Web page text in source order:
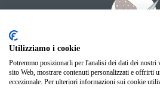
Giochi
Neonato
Utilizziamo i cookie
Potremmo posizionarli per l'analisi dei dati dei
sito Web, mostrare contenuti personalizzati e offrirti
eccezionale. Per ulteriori informazioni sui cookie